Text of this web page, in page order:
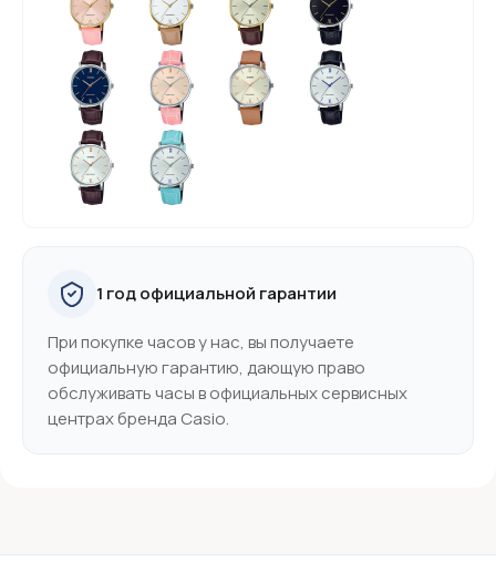
1 год официальной гарантии
При покупке часов у нас, вы получаете
официальную гарантию, дающую право
обслуживать часы в официальных сервисных
центрах бренда Casio.